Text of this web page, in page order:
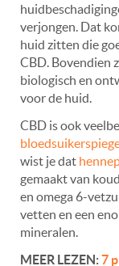
verjongen. Dat
huid zitten die
CBD. Bovendien
biologisch en
voor de huid.
CBD is ook
wist je dat
gemaakt van
en omega 6-
vetten en een
mineralen.
MEER LEZEN:7